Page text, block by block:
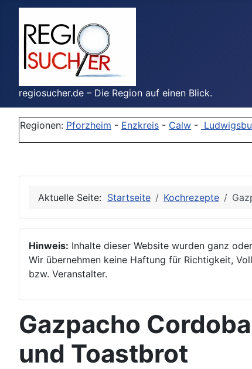
regiosucher.de – Die Region auf einen Blick.
Regionen: Pforzheim - Enzkreis - Calw -
Aktuelle Seite: Startseite Kochrezepte
Hinweis: Inhalte dieser Website wurden ganz
Wir übernehmen keine Haftung für Richtigkeit,
bzw. Veranstalter.
Gazpacho
und Toastbrot